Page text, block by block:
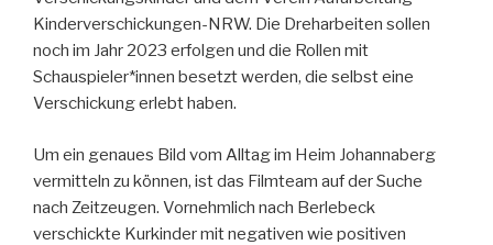
Kinderverschickungen-NRW. Die Dreharbeiten sollen
noch im Jahr 2023 erfolgen und die Rollen mit
Schauspieler*innen besetzt werden, die selbst eine
Verschickung erlebt haben.
Um ein genaues Bild vom Alltag im Heim Johannaberg
vermitteln zu können, ist das Filmteam auf der Suche
nach Zeitzeugen. Vornehmlich nach Berlebeck
verschickte Kurkinder mit negativen wie positiven